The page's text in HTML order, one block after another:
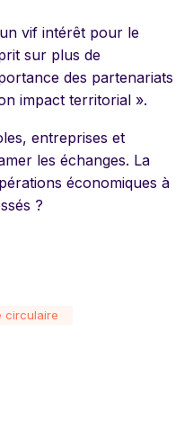
vif intérêt pour le
sur plus de
des partenariats
impact territorial ».
entreprises et
les échanges. La
économiques à
?
circulaire